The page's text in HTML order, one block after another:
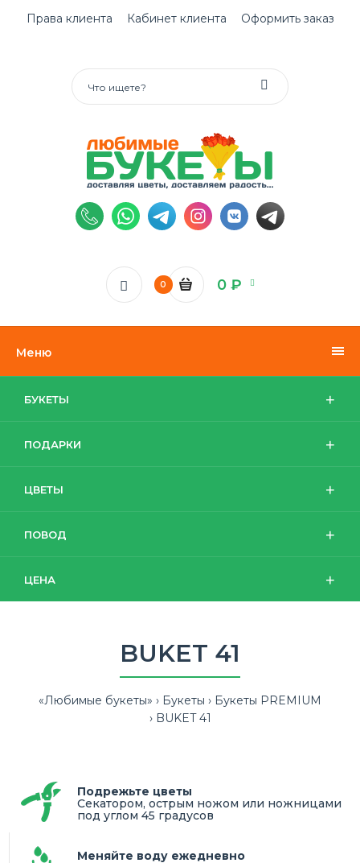
Права клиента Кабинет клиента Оформить заказ
0 0 ₽
Меню
БУКЕТЫ
ПОДАРКИ
ЦВЕТЫ
ПОВОД
ЦЕНА
BUKET 41
«Любимые букеты» Букеты
Букеты PREMIUM
BUKET 41
Подрежьте цветы
Секатором, острым ножом или ножницами
под углом 45 градусов
Меняйте воду ежедневно